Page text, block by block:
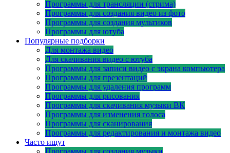
Программы для трансляции (стрима)
Программы для создания видео из фото
Программы для создания мультиков
Программы для ютуба
Популярные подборки
Для монтажа видео
Для скачивания видео с ютуба
Программы для записи видео с экрана компьютера
Программы для презентаций
Программы для удаления программ
Программы для рисования
Программы для скачивания музыки ВК
Программы для изменения голоса
Программы для сканирования
Программы для редактирования и монтажа видео
Часто ищут
Программы для создания музыки